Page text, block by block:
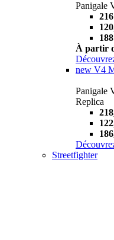
Panigale
À partir
new V4
Panigale
Replica
Streetfighter